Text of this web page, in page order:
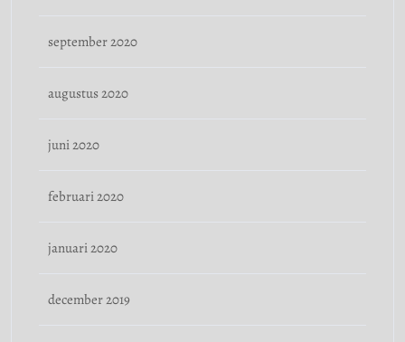
september 2020
augustus 2020
juni 2020
februari 2020
januari 2020
december 2019